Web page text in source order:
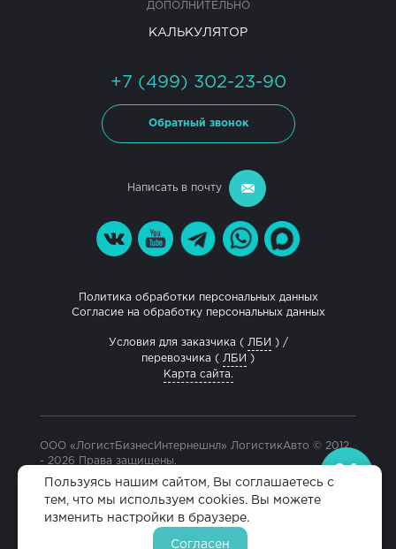
Пользуясь нашим сайтом, Вы соглашаетесь с
тем, что мы используем cookies. Вы можете
изменить настройки в браузере.
Согласен
ДОПОЛНИТЕЛЬНО
КАЛЬКУЛЯТОР
+7 (499) 302-23-90
Обратный звонок
Написать в почту
Политика обработки персональных данных
Согласие на обработку персональных данных
Условия для заказчика ( ЛБИ
) /
перевозчика ( ЛБИ
)
Карта сайта.
ООО «ЛогистБизнесИнтернешнл» ЛогистикАвто © 2012
- 2026 Права защищены.
Разработка и продвижение сайта